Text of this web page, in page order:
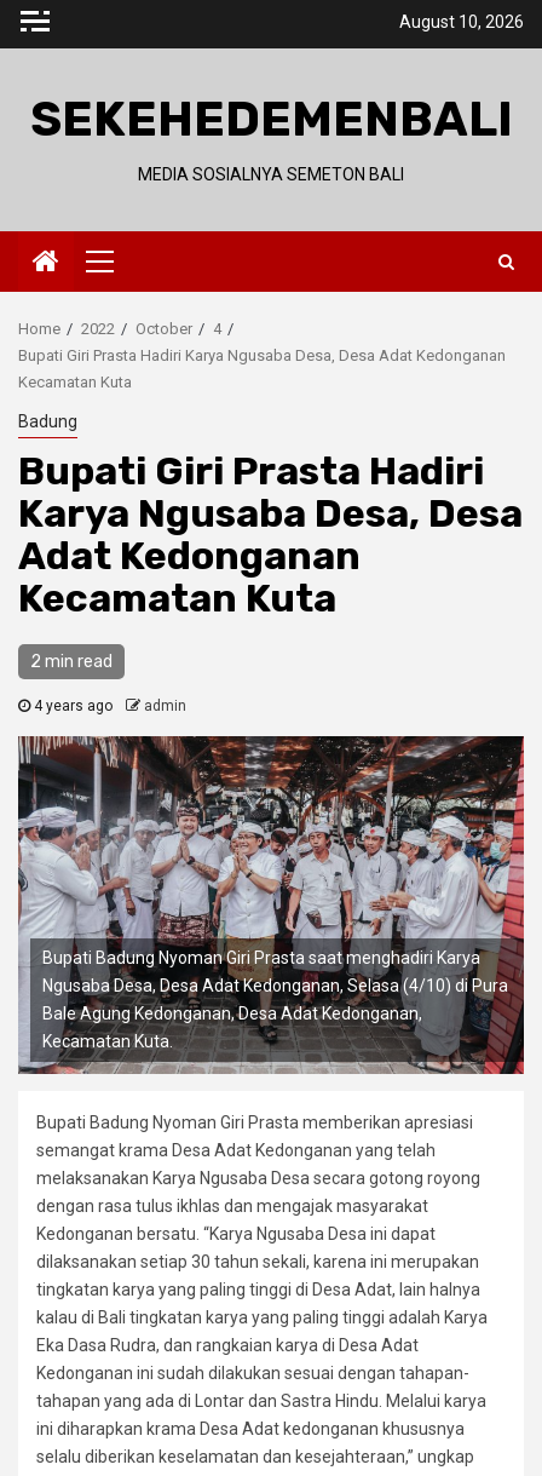
Skip
August 10, 2026
SEKEHEDEMENBALI
MEDIA SOSIALNYA SEMETON BALI
Primary
Menu
Home 2022 October
4
Bupati Giri Prasta Hadiri Karya Ngusaba Desa, Desa Adat Kedonganan
Kecamatan Kuta
Badung
Bupati Giri Prasta Hadiri
Karya Ngusaba Desa, Desa
Adat Kedonganan
Kecamatan Kuta
2 min read
4 years ago admin
Bupati Badung Nyoman Giri Prasta saat menghadiri Karya
Ngusaba Desa, Desa Adat Kedonganan, Selasa (4/10) di Pura
Bale Agung Kedonganan, Desa Adat Kedonganan,
Kecamatan Kuta.
Bupati Badung Nyoman Giri Prasta memberikan apresiasi
semangat krama Desa Adat Kedonganan yang telah
melaksanakan Karya Ngusaba Desa secara gotong royong
dengan rasa tulus ikhlas dan mengajak masyarakat
Kedonganan bersatu. “Karya Ngusaba Desa ini dapat
dilaksanakan setiap 30 tahun sekali, karena ini merupakan
tingkatan karya yang paling tinggi di Desa Adat, lain halnya
kalau di Bali tingkatan karya yang paling tinggi adalah Karya
Eka Dasa Rudra, dan rangkaian karya di Desa Adat
Kedonganan ini sudah dilakukan sesuai dengan tahapan-
tahapan yang ada di Lontar dan Sastra Hindu. Melalui karya
ini diharapkan krama Desa Adat kedonganan khususnya
selalu diberikan keselamatan dan kesejahteraan,” ungkap